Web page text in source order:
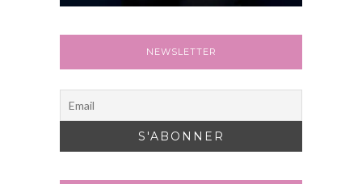
NEWSLETTER